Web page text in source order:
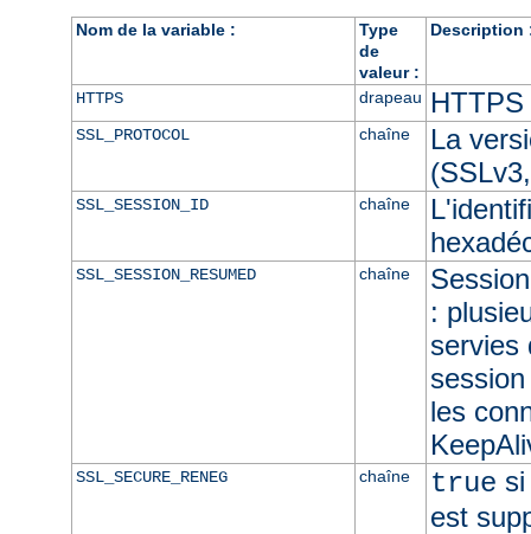
Nom de la variable :
Type
de
valeur :
Description
HTTPS drapeau
SSL_PROTOCOL chaîne
La
SSL_SESSION_ID chaîne
SSL_SESSION_RESUMED chaîne
:
servies
les
SSL_SECURE_RENEG chaîne true
est